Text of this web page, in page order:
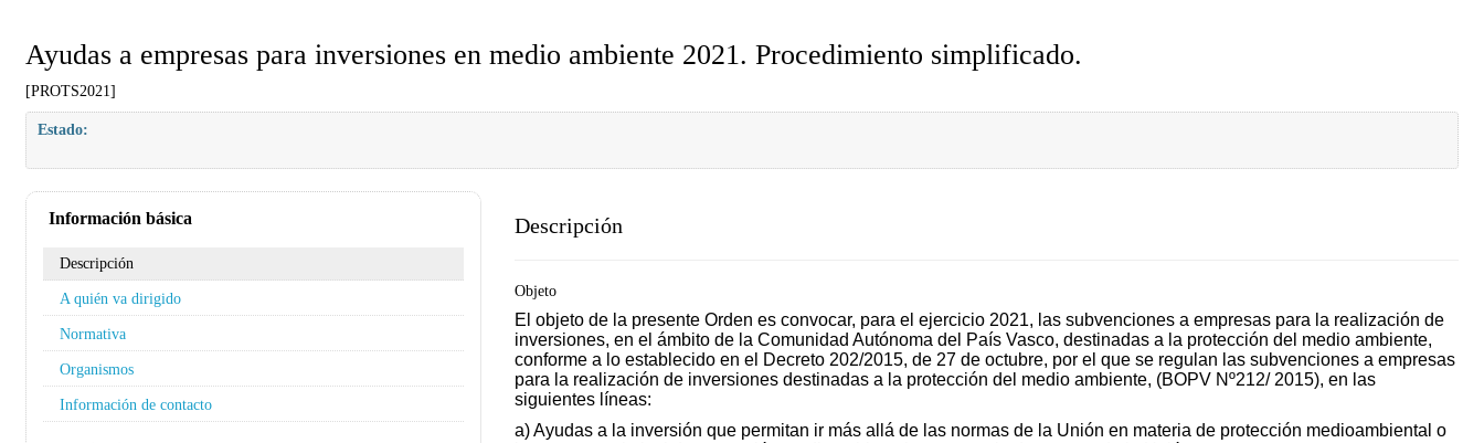
Ayudas a empresas para inversiones en medio ambiente 2021. Procedimiento simplificado.
[PROTS2021]
Estado:
Información básica
Descripción
A quién va dirigido
Normativa
Organismos
Información de contacto
Descripción
Objeto
El objeto de la presente Orden es convocar, para el ejercicio 2021, las subvenciones a empresas para la realización de
inversiones, en el ámbito de la Comunidad Autónoma del País Vasco, destinadas a la protección del medio ambiente,
conforme a lo establecido en el Decreto 202/2015, de 27 de octubre, por el que se regulan las subvenciones a empresas
para la realización de inversiones destinadas a la protección del medio ambiente, (BOPV Nº212/ 2015), en las
siguientes líneas:
a) Ayudas a la inversión que permitan ir más allá de las normas de la Unión en materia de protección medioambiental o